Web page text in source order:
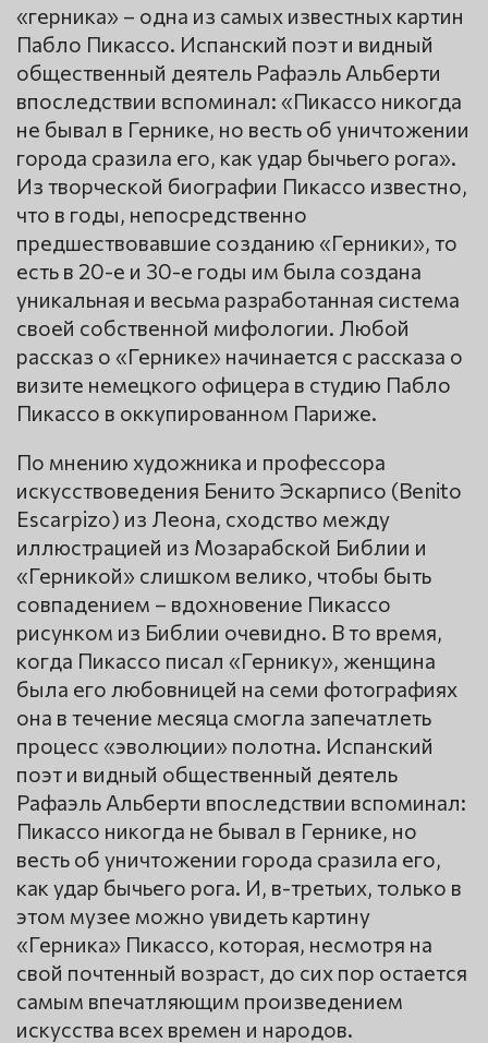
«герника» – одна из самых известных картин
Пабло Пикассо. Испанский поэт и видный
общественный деятель Рафаэль Альберти
впоследствии вспоминал: «Пикассо никогда
не бывал в Гернике, но весть об уничтожении
города сразила его, как удар бычьего рога».
Из творческой биографии Пикассо известно,
что в годы, непосредственно
предшествовавшие созданию «Герники», то
есть в 20-е и 30-е годы им была создана
уникальная и весьма разработанная система
своей собственной мифологии. Любой
рассказ о «Гернике» начинается с рассказа о
визите немецкого офицера в студию Пабло
Пикассо в оккупированном Париже.
По мнению художника и профессора
искусствоведения Бенито Эскарпиcо (Benito
Escarpizo) из Леона, сходство между
иллюстрацией из Мозарабской Библии и
«Герникой» слишком велико, чтобы быть
совпадением – вдохновение Пикассо
рисунком из Библии очевидно. В то время,
когда Пикассо писал «Гернику», женщина
была его любовницей на семи фотографиях
она в течение месяца смогла запечатлеть
процесс «эволюции» полотна. Испанский
поэт и видный общественный деятель
Рафаэль Альберти впоследствии вспоминал:
Пикассо никогда не бывал в Гернике, но
весть об уничтожении города сразила его,
как удар бычьего рога. И, в-третьих, только в
этом музее можно увидеть картину
«Герника» Пикассо, которая, несмотря на
свой почтенный возраст, до сих пор остается
самым впечатляющим произведением
искусства всех времен и народов.